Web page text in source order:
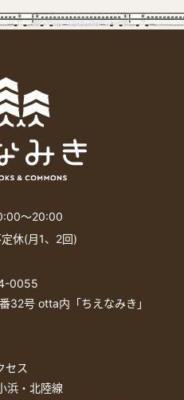
〜20:00
休(月1、2回)
0055
32号 otta内「ちえなみき」
セス
浜・北陸線